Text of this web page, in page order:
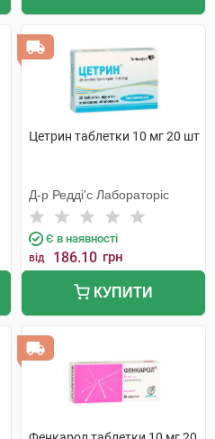
Цетрин таблетки 10 мг 20 шт
Д-р Редді'с Лабораторіс
Є в наявності
від 186.10 грн
КУПИТИ